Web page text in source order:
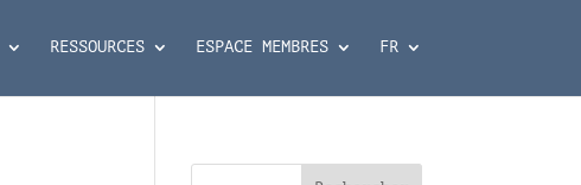
RESSOURCES ESPACE MEMBRES FR